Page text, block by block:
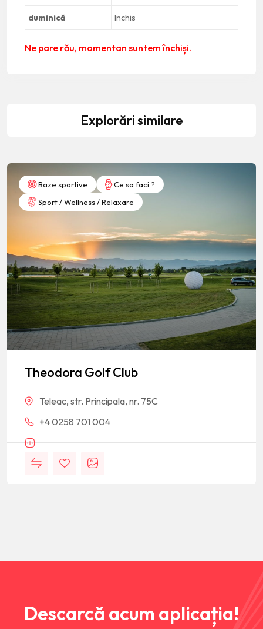
duminică Inchis
Ne pare rău, momentan suntem închiși.
Explorări similare
Baze sportive
Ce sa faci ?
Sport / Wellness / Relaxare
Theodora Golf Club
Teleac, str. Principala, nr. 75C
+4 0258 701 004
Descarcă acum aplicația!